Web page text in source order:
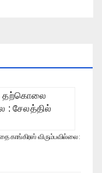
விரும்பவில்லை :